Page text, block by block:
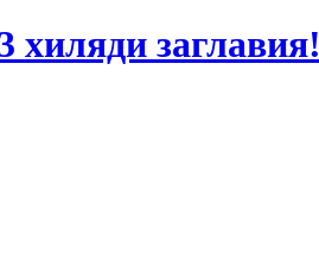
хиляди заглавия!